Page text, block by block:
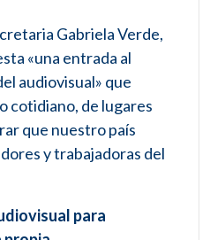
Gabriela Verde,
«una entrada al
audiovisual» que
cotidiano, de lugares
que nuestro país
y trabajadoras del
para